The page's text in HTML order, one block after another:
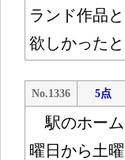
ランド作品
欲しかったと
No.1336 5点
駅のホーム
曜日から土